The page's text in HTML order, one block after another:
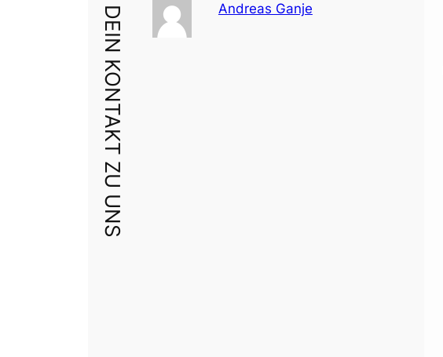
DEIN KONTAKT ZU UNS Andreas Ganje